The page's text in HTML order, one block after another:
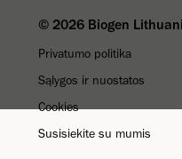
© 2026 Biogen
Privatumo politika
Sąlygos ir nuostatos
Cookies
Susisiekite su mumis